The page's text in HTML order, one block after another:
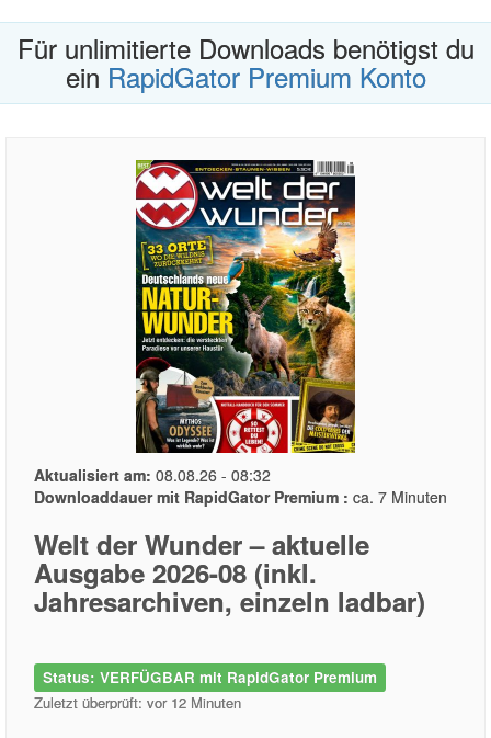
Für unlimitierte Downloads benötigst du
ein RapidGator Premium Konto
Aktualisiert am: 08.08.26 - 08:32
Downloaddauer mit RapidGator Premium : ca. 7 Minuten
Welt der Wunder – aktuelle
Ausgabe 2026-08 (inkl.
Jahresarchiven, einzeln ladbar)
Status: VERFÜGBAR mit RapidGator Premium
Zuletzt überprüft: vor 12 Minuten